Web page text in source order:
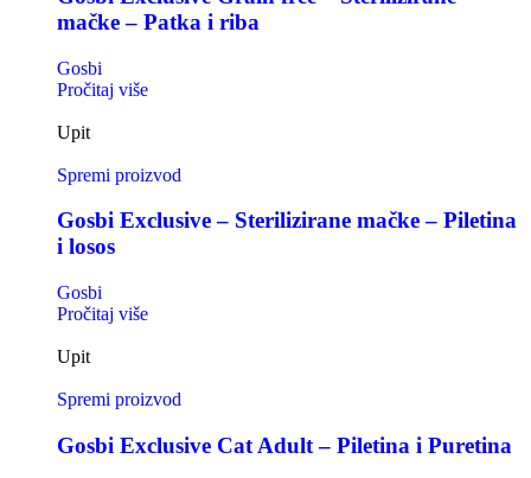
mačke – Patka i riba
Gosbi
Pročitaj više
Upit
Spremi proizvod
Gosbi Exclusive – Sterilizirane mačke – Piletina
i losos
Gosbi
Pročitaj više
Upit
Spremi proizvod
Gosbi Exclusive Cat Adult – Piletina i Puretina